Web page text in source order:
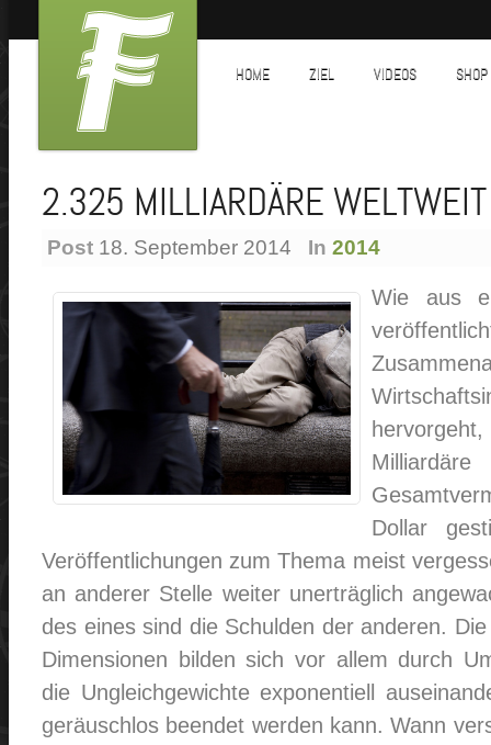
HOME ZIEL VIDEOS SHOP
2.325 MILLIARDÄRE WELTWEIT
Post 18. September 2014 In 2014
Wie aus
Dollar
Veröffentlichungen zum Thema meist
an anderer Stelle weiter unerträglich
des eines sind die Schulden der anderen.
Dimensionen bilden sich vor allem durch
die Ungleichgewichte exponentiell
geräuschlos beendet werden kann. Wann